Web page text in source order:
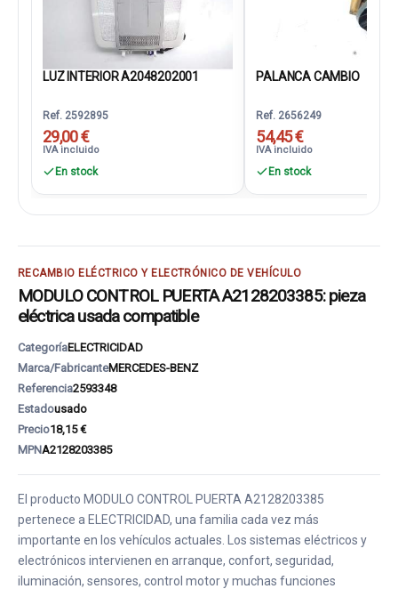
LUZ INTERIOR A2048202001
Ref. 2592895
29,00 €
IVA incluido
En stock
PALANCA CAMBIO
Ref. 2656249
54,45 €
IVA incluido
En stock
RECAMBIO ELÉCTRICO Y ELECTRÓNICO DE VEHÍCULO
MODULO CONTROL PUERTA A2128203385: pieza
eléctrica usada compatible
CategoríaELECTRICIDAD
Marca/FabricanteMERCEDES-BENZ
Referencia2593348
Estadousado
Precio18,15 €
MPNA2128203385
El producto MODULO CONTROL PUERTA A2128203385
pertenece a ELECTRICIDAD, una familia cada vez más
importante en los vehículos actuales. Los sistemas eléctricos y
electrónicos intervienen en arranque, confort, seguridad,
iluminación, sensores, control motor y muchas funciones